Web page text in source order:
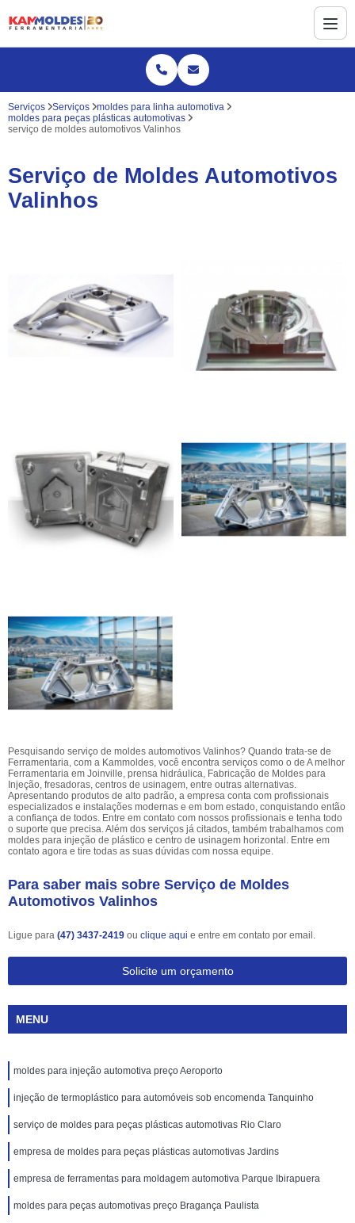
Serviços Serviços
moldes para linha automotiva
moldes para peças plásticas automotivas
serviço de moldes automotivos Valinhos
Serviço de Moldes Automotivos
Valinhos
Pesquisando serviço de moldes automotivos Valinhos? Quando trata-se de
Ferramentaria, com a Kammoldes, você encontra serviços como o de A melhor
Ferramentaria em Joinville, prensa hidráulica, Fabricação de Moldes para
Injeção, fresadoras, centros de usinagem, entre outras alternativas.
Apresentando produtos de alto padrão, a empresa conta com profissionais
especializados e instalações modernas e em bom estado, conquistando então
a confiança de todos. Entre em contato com nossos profissionais e tenha todo
o suporte que precisa. Além dos serviços já citados, também trabalhamos com
moldes para injeção de plástico e centro de usinagem horizontal. Entre em
contato agora e tire todas as suas dúvidas com nossa equipe.
Para saber mais sobre Serviço de Moldes
Automotivos Valinhos
Ligue para (47) 3437-2419 ou clique aqui e entre em contato por email.
Solicite um orçamento
MENU
moldes para injeção automotiva preço Aeroporto
injeção de termoplástico para automóveis sob encomenda Tanquinho
serviço de moldes para peças plásticas automotivas Rio Claro
empresa de moldes para peças plásticas automotivas Jardins
empresa de ferramentas para moldagem automotiva Parque Ibirapuera
moldes para peças automotivas preço Bragança Paulista